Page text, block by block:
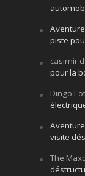
piste
casimir
pour la
Dingo
visite
The